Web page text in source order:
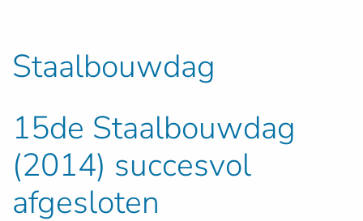
Staalbouwdag
15de Staalbouwdag
(2014) succesvol
afgesloten